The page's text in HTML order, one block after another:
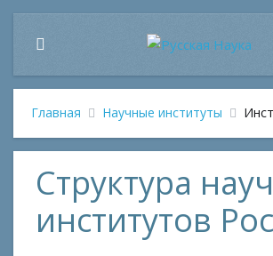
Главная Научные институты
Структура
институтов